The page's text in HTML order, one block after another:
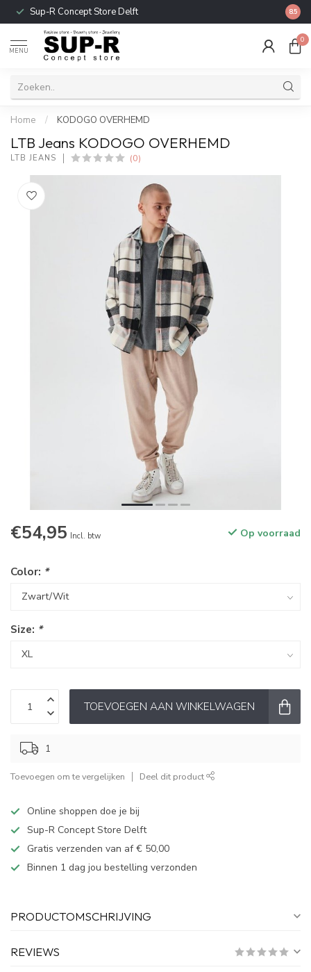
Sup-R Concept Store Delft 8.5
MENU
0
Home / KODOGO OVERHEMD
LTB Jeans KODOGO OVERHEMD
LTB JEANS (0)
€54,95 Incl. btw Op voorraad
Color: *
Size: *
TOEVOEGEN AAN WINKELWAGEN
1
Toevoegen om te vergelijken Deel dit product
Online shoppen doe je bij
Sup-R Concept Store Delft
Gratis verzenden van af € 50,00
Binnen 1 dag jou bestelling verzonden
PRODUCTOMSCHRIJVING
REVIEWS